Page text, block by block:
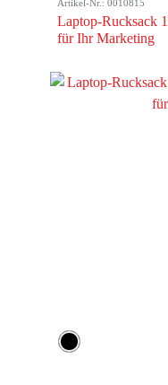
Artikel-Nr.: 0010815
Laptop-Rucksack
für Ihr Marketing